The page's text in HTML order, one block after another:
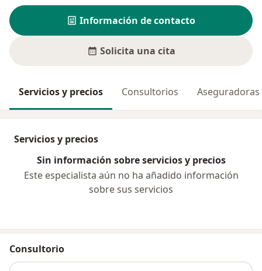
Información de contacto
Solicita una cita
Servicios y precios Consultorios Aseguradoras
Servicios y precios
Sin información sobre servicios y precios
Este especialista aún no ha añadido información
sobre sus servicios
Consultorio